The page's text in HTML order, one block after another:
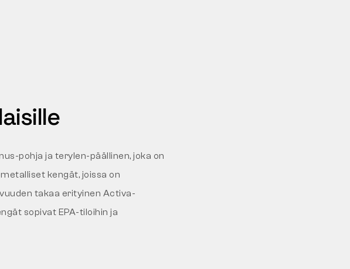
pohja ja terylen-päällinen, joka on
kengät, joissa on
takaa erityinen Activa-
sopivat EPA-tiloihin ja